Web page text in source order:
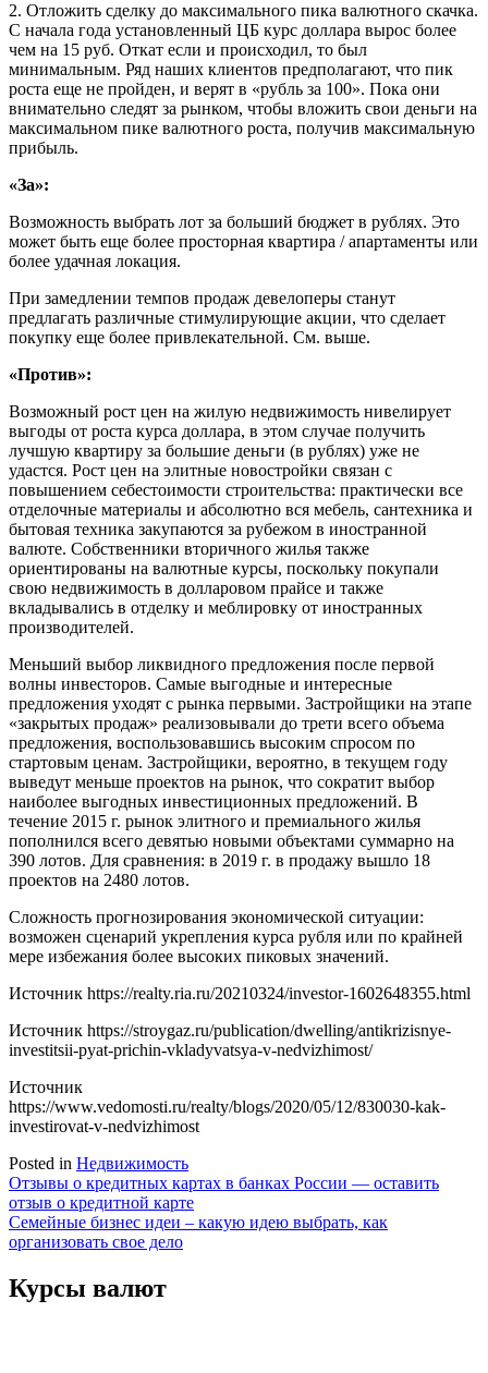
2. Отложить сделку до максимального пика валютного скачка.
С начала года установленный ЦБ курс доллара вырос более
чем на 15 руб. Откат если и происходил, то был
минимальным. Ряд наших клиентов предполагают, что пик
роста еще не пройден, и верят в «рубль за 100». Пока они
внимательно следят за рынком, чтобы вложить свои деньги на
максимальном пике валютного роста, получив максимальную
прибыль.
«За»:
Возможность выбрать лот за больший бюджет в рублях. Это
может быть еще более просторная квартира / апартаменты или
более удачная локация.
При замедлении темпов продаж девелоперы станут
предлагать различные стимулирующие акции, что сделает
покупку еще более привлекательной. См. выше.
«Против»:
Возможный рост цен на жилую недвижимость нивелирует
выгоды от роста курса доллара, в этом случае получить
лучшую квартиру за большие деньги (в рублях) уже не
удастся. Рост цен на элитные новостройки связан с
повышением себестоимости строительства: практически все
отделочные материалы и абсолютно вся мебель, сантехника и
бытовая техника закупаются за рубежом в иностранной
валюте. Собственники вторичного жилья также
ориентированы на валютные курсы, поскольку покупали
свою недвижимость в долларовом прайсе и также
вкладывались в отделку и меблировку от иностранных
производителей.
Меньший выбор ликвидного предложения после первой
волны инвесторов. Самые выгодные и интересные
предложения уходят с рынка первыми. Застройщики на этапе
«закрытых продаж» реализовывали до трети всего объема
предложения, воспользовавшись высоким спросом по
стартовым ценам. Застройщики, вероятно, в текущем году
выведут меньше проектов на рынок, что сократит выбор
наиболее выгодных инвестиционных предложений. В
течение 2015 г. рынок элитного и премиального жилья
пополнился всего девятью новыми объектами суммарно на
390 лотов. Для сравнения: в 2019 г. в продажу вышло 18
проектов на 2480 лотов.
Сложность прогнозирования экономической ситуации:
возможен сценарий укрепления курса рубля или по крайней
мере избежания более высоких пиковых значений.
Источник https://realty.ria.ru/20210324/investor-1602648355.html
Источник https://stroygaz.ru/publication/dwelling/antikrizisnye-
investitsii-pyat-prichin-vkladyvatsya-v-nedvizhimost/
Источник
https://www.vedomosti.ru/realty/blogs/2020/05/12/830030-kak-
investirovat-v-nedvizhimost
Posted in Недвижимость
Навигация
по
записям
Отзывы о кредитных картах в банках России — оставить
отзыв о кредитной карте
Семейные бизнес идеи – какую идею выбрать, как
организовать свое дело
Курсы валют